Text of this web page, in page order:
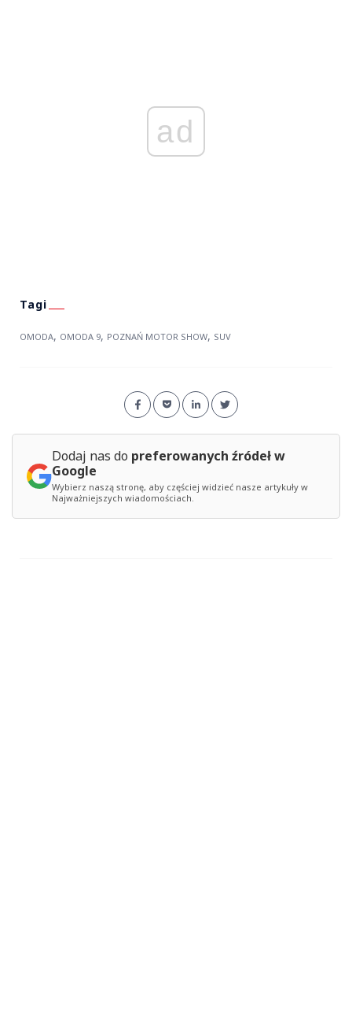
ad
OMODA, OMODA 9, POZNAŃ MOTOR SHOW, SUV
Dodaj nas do preferowanych źródeł w
Google
Wybierz naszą stronę, aby częściej widzieć nasze artykuły w
Najważniejszych wiadomościach.